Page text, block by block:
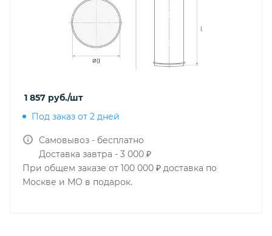
1 857 руб./шт
Под заказ от 2 дней
Самовывоз - бесплатно
Доставка завтра - 3 000 ₽
При общем заказе от 100 000 ₽ доставка по
Москве и МО в подарок.